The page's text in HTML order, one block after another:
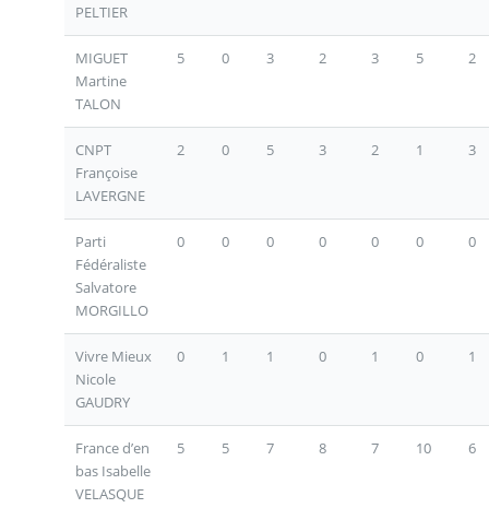
PELTIER
MIGUET
Martine
TALON
5 0 3 2 3 5 2
CNPT
Françoise
LAVERGNE
2 0 5 3 2 1 3
Parti
Fédéraliste
Salvatore
MORGILLO
0 0 0 0 0 0 0
Vivre Mieux
Nicole
GAUDRY
0 1 1 0 1 0 1
France d’en
bas Isabelle
VELASQUE
5 5 7 8 7 10 6